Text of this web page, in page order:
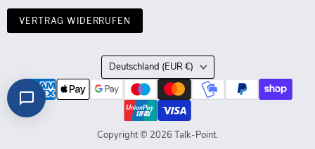
VERTRAG WIDERRUFEN
Land
Deutschland (EUR €)
Copyright © 2026 Talk-Point.